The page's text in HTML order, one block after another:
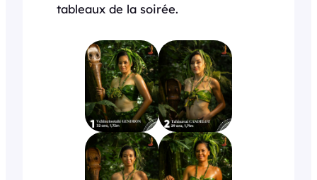
tableaux de la soirée.